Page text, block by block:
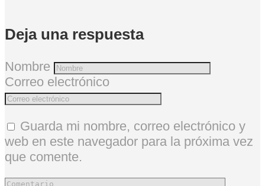
Deja una respuesta
Nombre
Correo electrónico
Guarda mi nombre, correo electrónico y
web en este navegador para la próxima vez
que comente.